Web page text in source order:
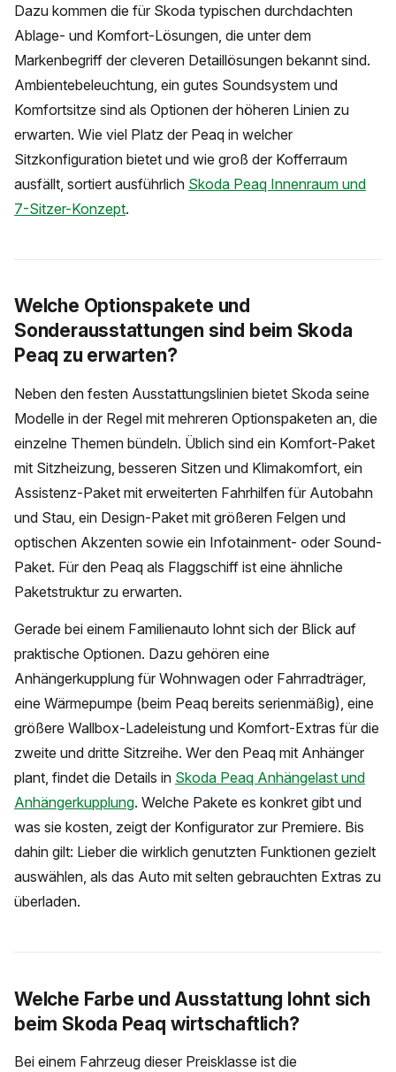
Dazu kommen die für Skoda typischen durchdachten
Ablage- und Komfort-Lösungen, die unter dem
Markenbegriff der cleveren Detaillösungen bekannt sind.
Ambientebeleuchtung, ein gutes Soundsystem und
Komfortsitze sind als Optionen der höheren Linien zu
erwarten. Wie viel Platz der Peaq in welcher
Sitzkonfiguration bietet und wie groß der Kofferraum
ausfällt, sortiert ausführlich Skoda Peaq Innenraum und
7-Sitzer-Konzept.
Welche Optionspakete und
Sonderausstattungen sind beim Skoda
Peaq zu erwarten?
Neben den festen Ausstattungslinien bietet Skoda seine
Modelle in der Regel mit mehreren Optionspaketen an, die
einzelne Themen bündeln. Üblich sind ein Komfort-Paket
mit Sitzheizung, besseren Sitzen und Klimakomfort, ein
Assistenz-Paket mit erweiterten Fahrhilfen für Autobahn
und Stau, ein Design-Paket mit größeren Felgen und
optischen Akzenten sowie ein Infotainment- oder Sound-
Paket. Für den Peaq als Flaggschiff ist eine ähnliche
Paketstruktur zu erwarten.
Gerade bei einem Familienauto lohnt sich der Blick auf
praktische Optionen. Dazu gehören eine
Anhängerkupplung für Wohnwagen oder Fahrradträger,
eine Wärmepumpe (beim Peaq bereits serienmäßig), eine
größere Wallbox-Ladeleistung und Komfort-Extras für die
zweite und dritte Sitzreihe. Wer den Peaq mit Anhänger
plant, findet die Details in Skoda Peaq Anhängelast und
Anhängerkupplung. Welche Pakete es konkret gibt und
was sie kosten, zeigt der Konfigurator zur Premiere. Bis
dahin gilt: Lieber die wirklich genutzten Funktionen gezielt
auswählen, als das Auto mit selten gebrauchten Extras zu
überladen.
Welche Farbe und Ausstattung lohnt sich
beim Skoda Peaq wirtschaftlich?
Bei einem Fahrzeug dieser Preisklasse ist die